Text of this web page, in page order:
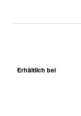
Erhältlich bei